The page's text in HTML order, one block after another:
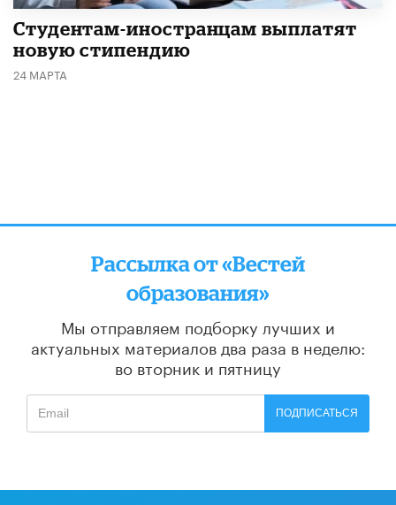
Студентам-иностранцам выплатят
новую стипендию
24 МАРТА
Рассылка от «Вестей
образования»
Мы отправляем подборку лучших и
актуальных материалов два раза в неделю:
во вторник и пятницу
ПОДПИСАТЬСЯ